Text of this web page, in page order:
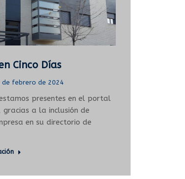
Cinco Días
de febrero de 2024
presentes en el portal
gracias a la inclusión de
en su directorio de